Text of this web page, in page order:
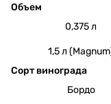
Объем
0,375 л
1,5 л
Сорт винограда
Бордо